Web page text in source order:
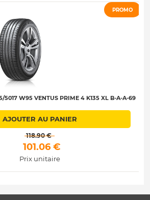
PROMO
5017 W95 VENTUS PRIME 4 K135 XL B-A-A-69
AJOUTER AU PANIER
118.90 €
101.06 €
Prix unitaire